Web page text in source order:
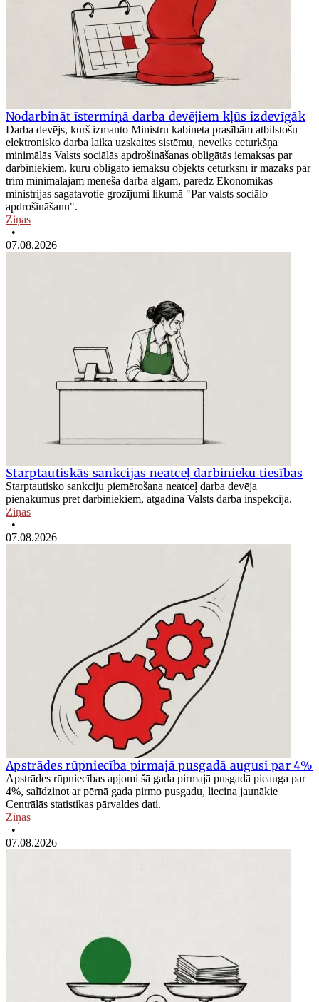
Nodarbināt īstermiņā darba devējiem kļūs izdevīgāk
Darba devējs, kurš izmanto Ministru kabineta prasībām atbilstošu
elektronisko darba laika uzskaites sistēmu, neveiks ceturkšņa
minimālās Valsts sociālās apdrošināšanas obligātās iemaksas par
darbiniekiem, kuru obligāto iemaksu objekts ceturksnī ir mazāks par
trim minimālajām mēneša darba algām, paredz Ekonomikas
ministrijas sagatavotie grozījumi likumā "Par valsts sociālo
apdrošināšanu".
Ziņas
•
07.08.2026
Starptautiskās sankcijas neatceļ darbinieku tiesības
Starptautisko sankciju piemērošana neatceļ darba devēja
pienākumus pret darbiniekiem, atgādina Valsts darba inspekcija.
Ziņas
•
07.08.2026
Apstrādes rūpniecība pirmajā pusgadā augusi par 4%
Apstrādes rūpniecības apjomi šā gada pirmajā pusgadā pieauga par
4%, salīdzinot ar pērnā gada pirmo pusgadu, liecina jaunākie
Centrālās statistikas pārvaldes dati.
Ziņas
•
07.08.2026